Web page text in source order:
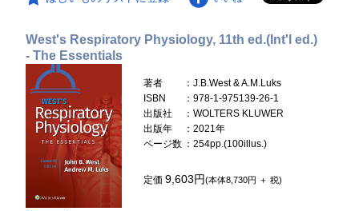
West's Respiratory Physiology, 11th ed.(Int'l ed.)
- The Essentials
著者
：J.B.West & A.M.Luks
ISBN
：978-1-975139-26-1
出版社
：WOLTERS KLUWER
出版年
：2021年
ページ数 ：254pp.(100illus.)
定価9,603円(本体8,730円 ＋ 税)